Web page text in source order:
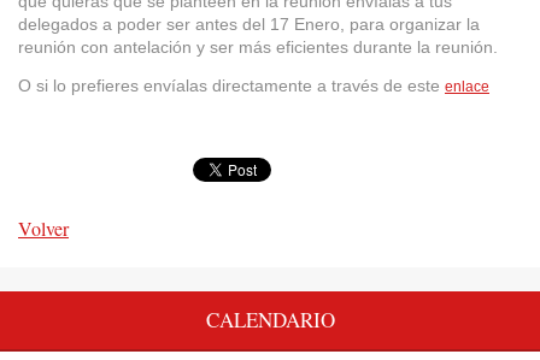
delegados a poder ser antes del 17 Enero, para organizar la
reunión con antelación y ser más eficientes durante la reunión.
O si lo prefieres envíalas directamente a través de este enlace
Volver
CALENDARIO